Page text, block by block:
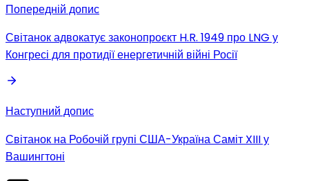
Попередній допис
Світанок адвокатує законопроєкт H.R. 1949 про LNG у
Конгресі для протидії енергетичній війні Росії
Наступний допис
Світанок на Робочій групі США-Україна Саміт XIII у
Вашингтоні